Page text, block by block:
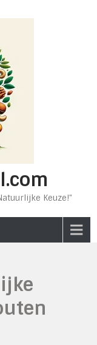
Keuze!"